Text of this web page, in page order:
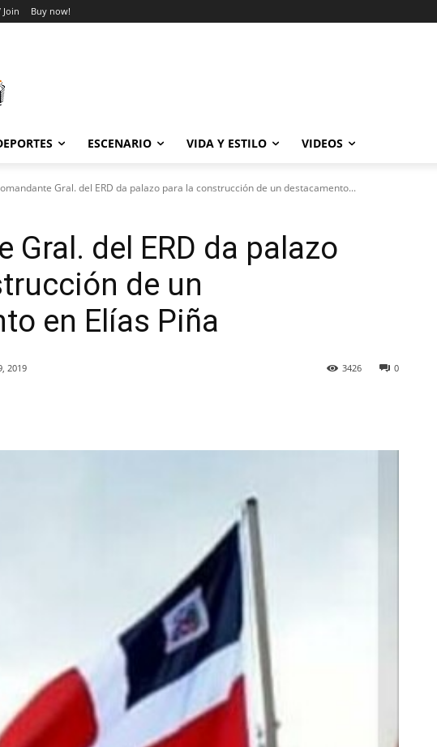
Buy now!
ESCENARIO VIDA Y ESTILO VIDEOS
Gral. del ERD da palazo para la construcción de un destacamento...
Gral. del ERD da palazo
de un
en Elías Piña
2019 0
3426